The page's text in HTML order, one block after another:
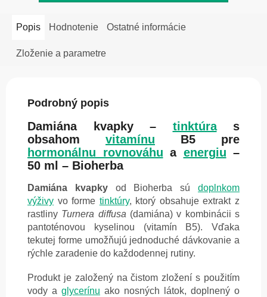
Popis Hodnotenie Ostatné informácie
Zloženie a parametre
Podrobný popis
Damiána kvapky – tinktúras
obsahom vitamínu B5 pre
hormonálnu rovnováhu a energiu –
50 ml – Bioherba
Damiána kvapkyod Bioherba súdoplnkom
výživy vo forme tinktúry, ktorý obsahuje extrakt z
rastliny Turnera diffusa (damiána) v kombinácii s
pantoténovou kyselinou (vitamín B5). Vďaka
tekutej forme umožňujú jednoduché dávkovanie a
rýchle zaradenie do každodennej rutiny.
Produkt je založený na čistom zložení s použitím
vody a glycerínu ako nosných látok, doplnený o